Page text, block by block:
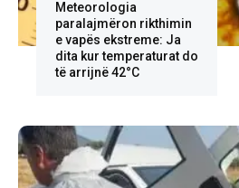
Meteorologia
paralajmëron rikthimin
e vapës ekstreme: Ja
dita kur temperaturat do
të arrijnë 42°C